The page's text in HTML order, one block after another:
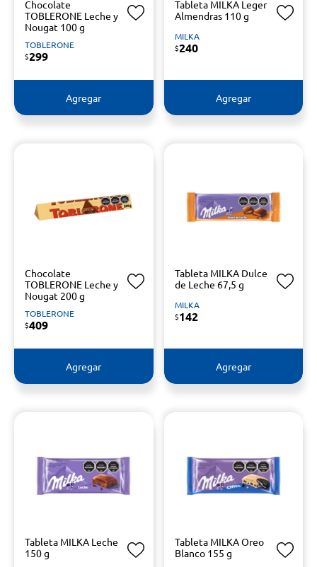
Chocolate
TOBLERONE Leche y
Nougat 100 g
TOBLERONE
$299
Agregar
Tableta MILKA Leger
Almendras 110 g
MILKA
$240
Agregar
Chocolate
TOBLERONE Leche y
Nougat 200 g
TOBLERONE
$409
Agregar
Tableta MILKA Dulce
de Leche 67,5 g
MILKA
$142
Agregar
Tableta MILKA Leche
150 g
Tableta MILKA Oreo
Blanco 155 g